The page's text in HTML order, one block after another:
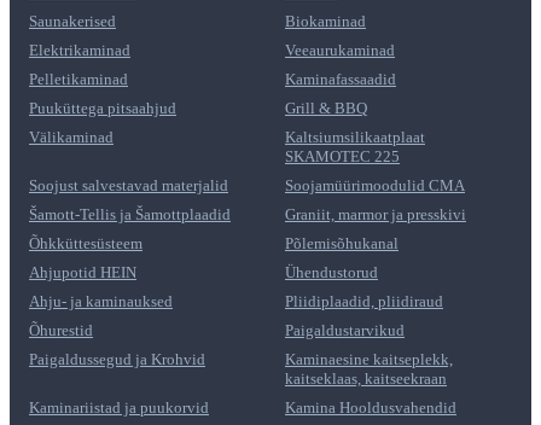
Saunakerised
Biokaminad
Elektrikaminad
Veeaurukaminad
Pelletikaminad
Kaminafassaadid
Puuküttega pitsaahjud
Grill & BBQ
Välikaminad
Kaltsiumsilikaatplaat
SKAMOTEC 225
Soojust salvestavad materjalid
Soojamüürimoodulid CMA
Šamott-Tellis ja Šamottplaadid
Graniit, marmor ja presskivi
Õhkküttesüsteem
Põlemisõhukanal
Ahjupotid HEIN
Ühendustorud
Ahju- ja kaminauksed
Pliidiplaadid, pliidiraud
Õhurestid
Paigaldustarvikud
Paigaldussegud ja Krohvid
Kaminaesine kaitseplekk,
kaitseklaas, kaitseekraan
Kaminariistad ja puukorvid
Kamina Hooldusvahendid